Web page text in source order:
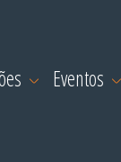
Eventos